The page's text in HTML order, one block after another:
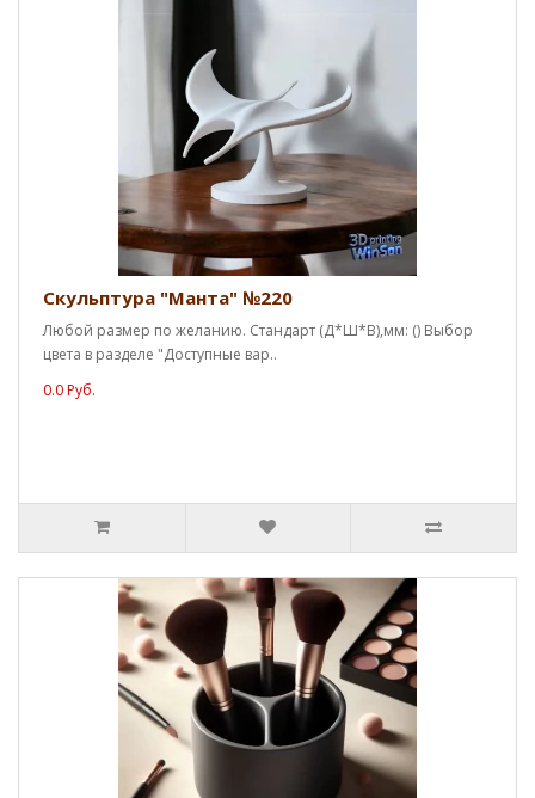
Скульптура "Манта" №220
Любой размер по желанию. Стандарт (Д*Ш*В),мм: () Выбор
цвета в разделе "Доступные вар..
0.0 Руб.